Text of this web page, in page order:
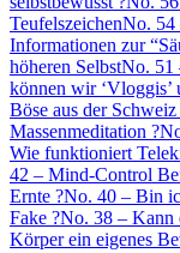
TeufelszeichenNo. 54
Informationen zur
höheren SelbstNo. 51
können wir ‘Vloggis’
Böse aus der Schweiz
Massenmeditation ?
Wie funktioniert
42 – Mind-Control
Ernte ?No. 40 – Bin
Fake ?No. 38 – Kann
Körper ein eigenes